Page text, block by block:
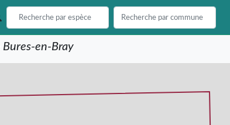
Bures-en-Bray